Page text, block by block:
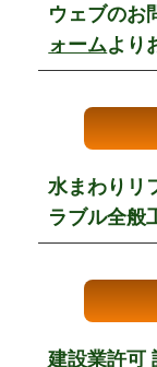
ウェブのお
ォームより
水まわりリ
ラブル全般
建設業許可